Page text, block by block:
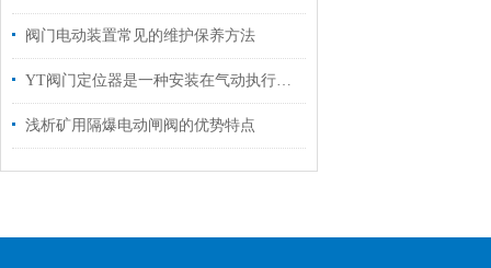
阀门电动装置常见的维护保养方法
YT阀门定位器是一种安装在气动执行机构上的反馈控制装置
浅析矿用隔爆电动闸阀的优势特点